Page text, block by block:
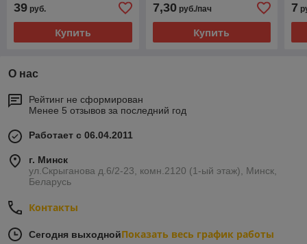
39 руб.
Купить
7,30руб./пач
Купить
7
О нас
Рейтинг не сформирован
Менее 5 отзывов за последний год
Работает с 06.04.2011
г. Минск
ул.Скрыганова д.6/2-23, комн.2120 (1-ый этаж), Минск,
Беларусь
Контакты
Сегодня выходнойПоказать весь график работы